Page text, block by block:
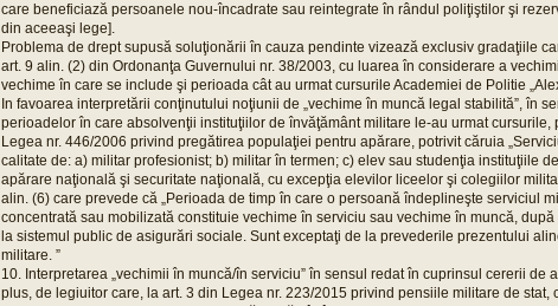
care beneficiază persoanele nou-încadrate sau reintegrate în rândul poliţiştilor şi
din aceeaşi lege].
Problema de drept supusă soluţionării în cauza pendinte vizează exclusiv gradaţiile
art. 9 alin. (2) din Ordonanţa Guvernului nr. 38/2003, cu luarea în considerare a
vechime în care se include şi perioada cât au urmat cursurile Academiei de Politie
In favoarea interpretării conţinutului noţiunii de „vechime în muncă legal stabilită”, în
perioadelor în care absolvenţii instituţiilor de învăţământ militare le-au urmat cursurile,
Legea nr. 446/2006 privind pregătirea populaţiei pentru apărare, potrivit căruia
calitate de: a) militar profesionist; b) militar în termen; c) elev sau studenţia instituţiile
apărare naţională şi securitate naţională, cu excepţia elevilor liceelor şi colegiilor
alin. (6) care prevede că „Perioada de timp în care o persoană îndeplineşte serviciul
concentrată sau mobilizată constituie vechime în serviciu sau vechime în muncă,
la sistemul public de asigurări sociale. Sunt exceptaţi de la prevederile prezentului
militare. ”
10. Interpretarea „vechimii în muncă/în serviciu” în sensul redat în cuprinsul cererii de
plus, de legiuitor care, la art. 3 din Legea nr. 223/2015 privind pensiile militare de stat,